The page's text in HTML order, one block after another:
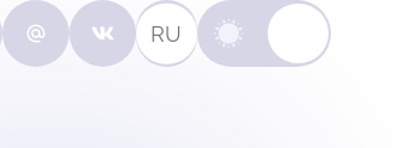
RU